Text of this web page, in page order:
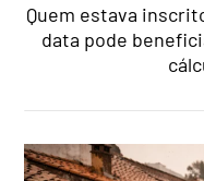
Quem estava
data pode